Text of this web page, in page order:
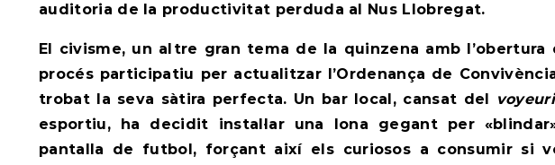
auditoria de la productivitat perduda al Nus Llobregat.
El civisme, un altre gran tema de la quinzena amb l’obertura
procés participatiu per actualitzar l’Ordenança de
trobat la seva sàtira perfecta. Un bar local, cansat del
esportiu, ha decidit instal·lar una lona gegant per
pantalla de futbol, forçant així els curiosos a consumir si